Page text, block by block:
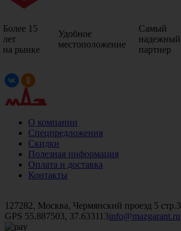
Более 15
лет
на рынке
Удобное
местоположение
Самый
надежный
партнер
О компании
Спецпредложения
Скидки
Полезная информация
Оплата и доставка
Контакты
127282, Москва, Чермянский проезд 5 стр.3
GPS 55.887503, 37.633113info@mazgarant.ru